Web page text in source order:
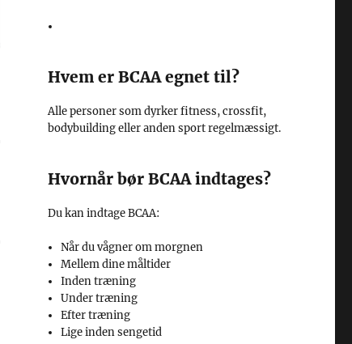
Hvem er BCAA egnet til?
Alle personer som dyrker fitness, crossfit,
bodybuilding eller anden sport regelmæssigt.
Hvornår bør BCAA indtages?
Du kan indtage BCAA:
Når du vågner om morgnen
Mellem dine måltider
Inden træning
Under træning
Efter træning
Lige inden sengetid